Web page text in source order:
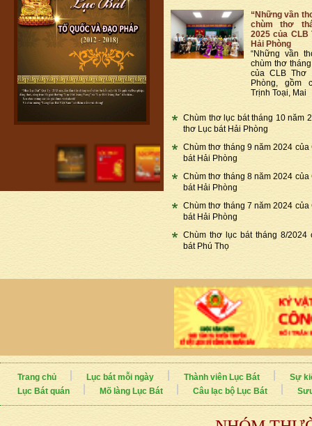
“Những vần
chùm thơ
2025 của CLB
Hải Phòng
“Những vần
chùm thơ
của CLB Thơ
Phòng, gồm
Trịnh Toại, Mai
Chùm thơ lục bát tháng 10 năm
thơ Lục bát Hải Phòng
Chùm thơ tháng 9 năm 2024 của
bát Hải Phòng
Chùm thơ tháng 8 năm 2024 của
bát Hải Phòng
Chùm thơ tháng 7 năm 2024 của
bát Hải Phòng
Chùm thơ lục bát tháng 8/2024
bát Phú Thọ
Trang chủ Lục bát mỗi ngày Thành viên Lục Bát
Sự
Lục Bát quán
Mõ làng Lục Bát Câu lạc bộ Lục Bát